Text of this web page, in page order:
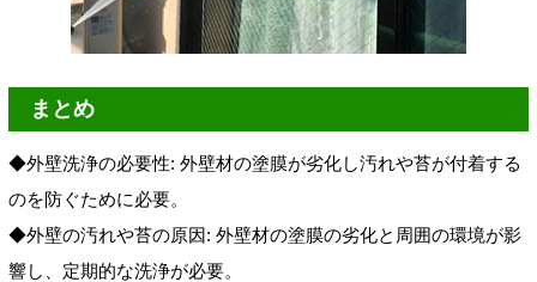
まとめ
◆外壁洗浄の必要性: 外壁材の塗膜が劣化し汚れや苔が付着する
のを防ぐために必要。
◆外壁の汚れや苔の原因: 外壁材の塗膜の劣化と周囲の環境が影
響し、定期的な洗浄が必要。